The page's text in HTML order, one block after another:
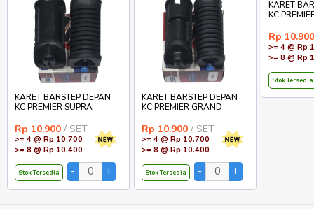
KARET BARSTEP DEPAN
KC PREMIER SUPRA
Rp 10.900 / SET
>= 4 @ Rp 10.700
>= 8 @ Rp 10.400
Stok Tersedia
KARET BARSTEP DEPAN
KC PREMIER GRAND
Rp 10.900 / SET
>= 4 @ Rp 10.700
>= 8 @ Rp 10.400
Stok Tersedia
KARET
KC
Rp 10.900
>= 4 @ Rp
>= 8 @ Rp
Stok Tersedia